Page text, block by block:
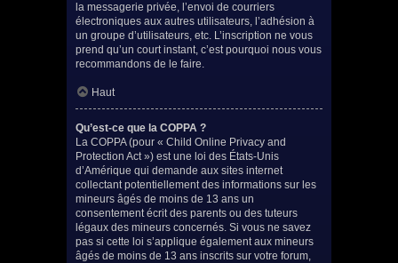
la messagerie privée, l’envoi de courriers
électroniques aux autres utilisateurs, l’adhésion à
un groupe d’utilisateurs, etc. L’inscription ne vous
prend qu’un court instant, c’est pourquoi nous vous
recommandons de le faire.
Haut
Qu’est-ce que la COPPA ?
La COPPA (pour « Child Online Privacy and
Protection Act ») est une loi des États-Unis
d’Amérique qui demande aux sites internet
collectant potentiellement des informations sur les
mineurs âgés de moins de 13 ans un
consentement écrit des parents ou des tuteurs
légaux des mineurs concernés. Si vous ne savez
pas si cette loi s’applique également aux mineurs
âgés de moins de 13 ans inscrits sur votre forum,